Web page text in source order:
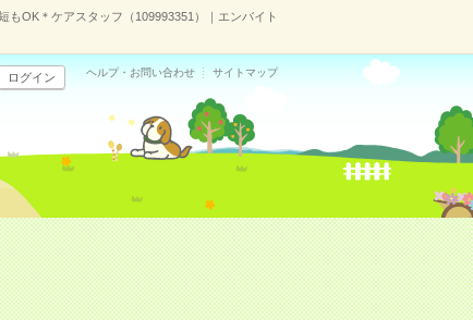
もOK＊ケアスタッフ（109993351）｜エンバイト
ログイン ヘルプ・お問い合わせ サイトマップ